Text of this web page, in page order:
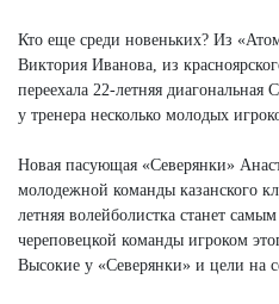
Кто еще среди новеньких? Из
Виктория Иванова, из
переехала 22-летняя
у тренера несколько молодых
Новая пасующая «Северянки»
молодежной команды казанского
летняя волейболистка станет
череповецкой команды игроком
Высокие у «Северянки» и цели на